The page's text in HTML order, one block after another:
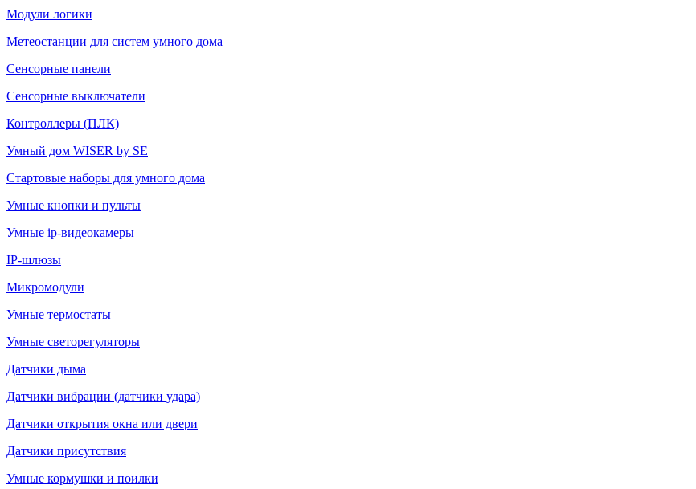
Модули логики
Метеостанции для систем умного дома
Сенсорные панели
Сенсорные выключатели
Контроллеры (ПЛК)
Умный дом WISER by SE
Стартовые наборы для умного дома
Умные кнопки и пульты
Умные ip-видеокамеры
IP-шлюзы
Микромодули
Умные термостаты
Умные светорегуляторы
Датчики дыма
Датчики вибрации (датчики удара)
Датчики открытия окна или двери
Датчики присутствия
Умные кормушки и поилки